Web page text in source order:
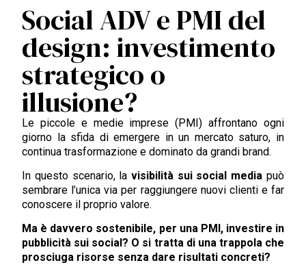
Social ADV e PMI del
design: investimento
strategico o
illusione?
Le piccole e medie imprese (PMI) affrontano ogni
giorno la sfida di emergere in un mercato saturo, in
continua trasformazione e dominato da grandi brand.
In questo scenario, la visibilità sui social mediapuò
sembrare l’unica via per raggiungere nuovi clienti e far
conoscere il proprio valore.
Ma è davvero sostenibile, per una PMI, investire in
pubblicità sui social? O si tratta di una trappola che
prosciuga risorse senza dare risultati concreti?